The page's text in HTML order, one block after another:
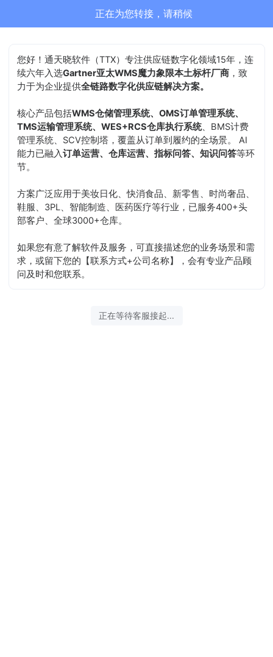
正在为您转接，请稍候
您好！通天晓软件（TTX）专注供应链数字化领域15年，连
续六年入选Gartner亚太WMS魔力象限本土标杆厂商 ，致
力于为企业提供全链路数字化供应链解决方案。
核心产品包括WMS仓储管理系统、OMS订单管理系统、
TMS运输管理系统、WES+RCS仓库执行系统、BMS计费
管理系统、SCV控制塔，覆盖从订单到履约的全场景。 AI
能力已融入订单运营、仓库运营、指标问答、知识问答等环
节。
方案广泛应用于美妆日化、快消食品、新零售、时尚奢品、
鞋服、3PL、智能制造、医药医疗等行业，已服务400+头
部客户、全球3000+仓库。
如果您有意了解软件及服务，可直接描述您的业务场景和需
求，或留下您的【联系方式+公司名称】，会有专业产品顾
问及时和您联系。
正在等待客服接起...